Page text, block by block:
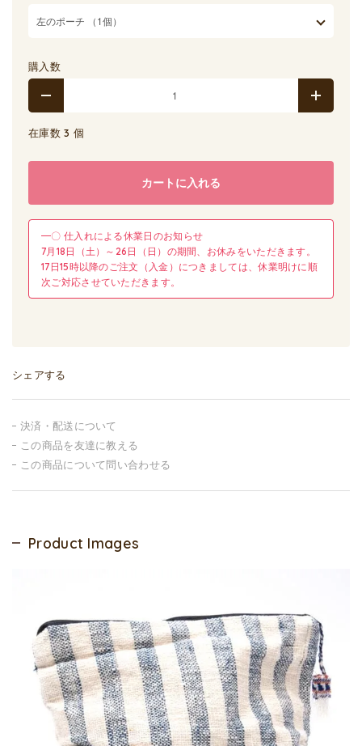
購入数
在庫数 3 個
カートに入れる
━〇 仕入れによる休業日のお知らせ
7月18日（土）～26日（日）の期間、お休みをいただきます。
17日15時以降のご注文（入金）につきましては、休業明けに順
次ご対応させていただきます。
シェアする
決済・配送について
この商品を友達に教える
この商品について問い合わせる
Product Images